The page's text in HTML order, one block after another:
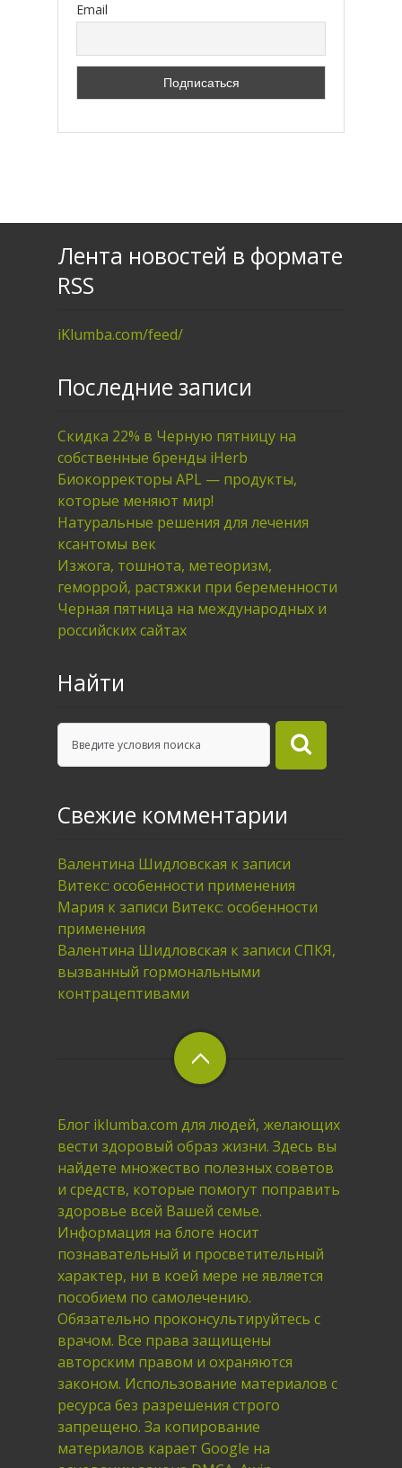
Email
Лента новостей в формате
RSS
iKlumba.com/feed/
Последние записи
Скидка 22% в Черную пятницу на
собственные бренды iHerb
Биокорректоры APL — продукты,
которые меняют мир!
Натуральные решения для лечения
ксантомы век
Изжога, тошнота, метеоризм,
геморрой, растяжки при беременности
Черная пятница на международных и
российских сайтах
Найти
Свежие комментарии
Валентина Шидловская к записи
Витекс: особенности применения
Мария к записи Витекс: особенности
применения
Валентина Шидловская к записи СПКЯ,
вызванный гормональными
контрацептивами
Блог iklumba.com для людей, желающих
вести здоровый образ жизни. Здесь вы
найдете множество полезных советов
и средств, которые помогут поправить
здоровье всей Вашей семье.
Информация на блоге носит
познавательный и просветительный
характер, ни в коей мере не является
пособием по самолечению.
Обязательно проконсультируйтесь с
врачом. Все права защищены
авторским правом и охраняются
законом. Использование материалов с
ресурса без разрешения строго
запрещено. За копирование
материалов карает Google на